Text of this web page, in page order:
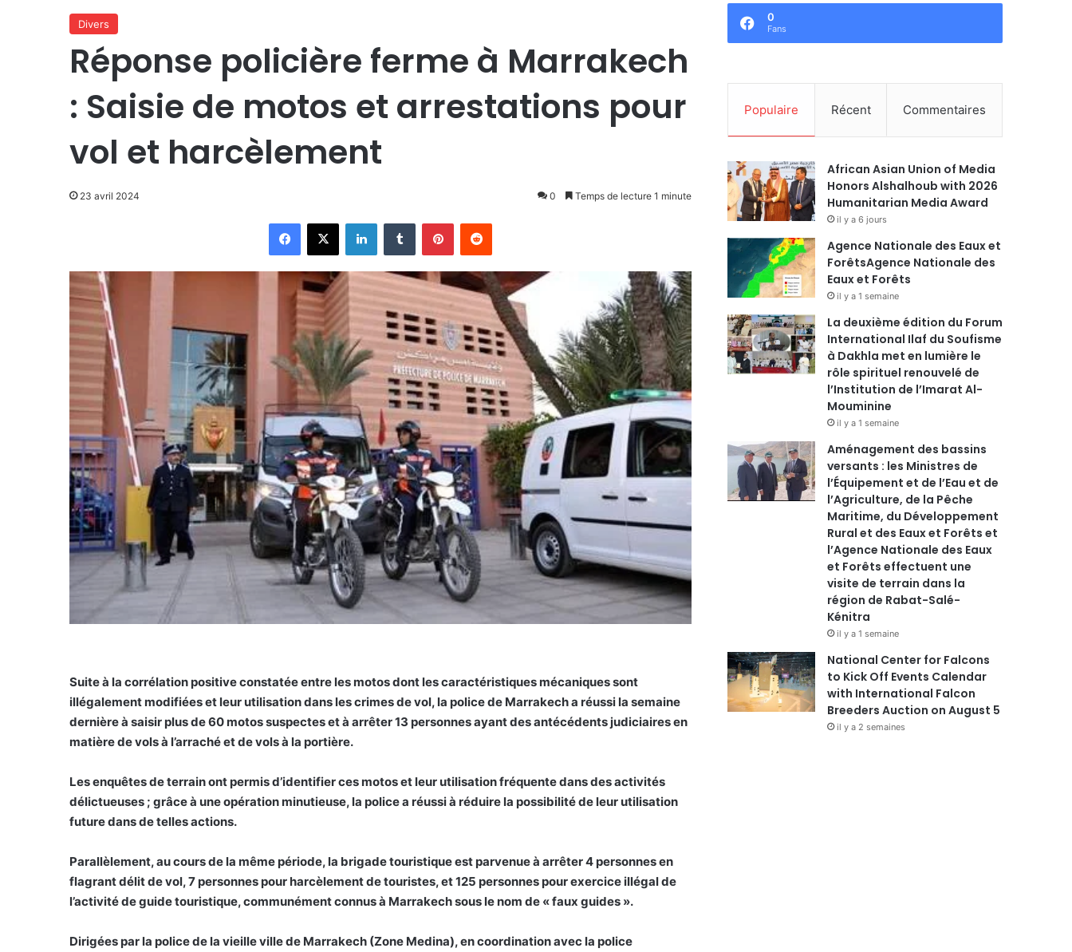
Divers
Réponse policière ferme à Marrakech
: Saisie de motos et arrestations pour
vol et harcèlement
23 avril 2024 0 Temps de lecture 1 minute
Suite à la corrélation positive constatée entre les motos dont les caractéristiques mécaniques sont
illégalement modifiées et leur utilisation dans les crimes de vol, la police de Marrakech a réussi la semaine
dernière à saisir plus de 60 motos suspectes et à arrêter 13 personnes ayant des antécédents judiciaires en
matière de vols à l’arraché et de vols à la portière.
Les enquêtes de terrain ont permis d’identifier ces motos et leur utilisation fréquente dans des activités
délictueuses ; grâce à une opération minutieuse, la police a réussi à réduire la possibilité de leur utilisation
future dans de telles actions.
Parallèlement, au cours de la même période, la brigade touristique est parvenue à arrêter 4 personnes en
flagrant délit de vol, 7 personnes pour harcèlement de touristes, et 125 personnes pour exercice illégal de
l’activité de guide touristique, communément connus à Marrakech sous le nom de « faux guides ».
Dirigées par la police de la vieille ville de Marrakech (Zone Medina), en coordination avec la police
0
Fans
Populaire Récent Commentaires
African Asian Union of Media
Honors Alshalhoub with 2026
Humanitarian Media Award
il y a 6 jours
Agence Nationale des Eaux et
ForêtsAgence Nationale des
Eaux et Forêts
il y a 1 semaine
La deuxième édition du Forum
International Ilaf du Soufisme
à Dakhla met en lumière le
rôle spirituel renouvelé de
l’Institution de l’Imarat Al-
Mouminine
il y a 1 semaine
Aménagement des bassins
versants : les Ministres de
l’Équipement et de l’Eau et de
l’Agriculture, de la Pêche
Maritime, du Développement
Rural et des Eaux et Forêts et
l’Agence Nationale des Eaux
et Forêts effectuent une
visite de terrain dans la
région de Rabat-Salé-
Kénitra
il y a 1 semaine
National Center for Falcons
to Kick Off Events Calendar
with International Falcon
Breeders Auction on August 5
il y a 2 semaines